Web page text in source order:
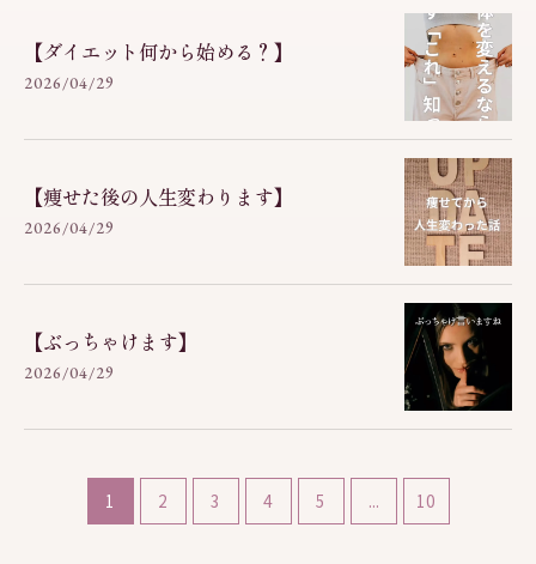
【ダイエット何から始める？】
2026/04/29
【痩せた後の人生変わります】
2026/04/29
【ぶっちゃけます】
2026/04/29
1 2 3 4 5 ... 10